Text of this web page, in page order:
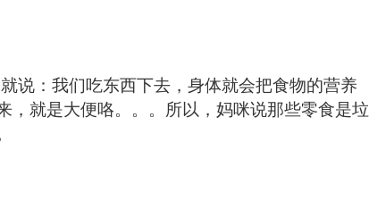
说：我们吃东西下去，身体就会把食物的营养
，就是大便咯。。。所以，妈咪说那些零食是垃